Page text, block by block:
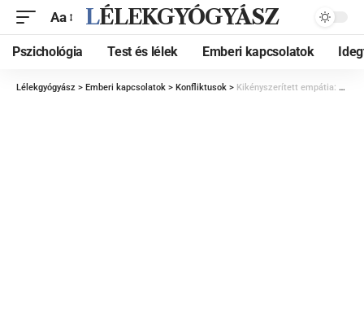
Aa LÉLEKGYÓGYÁSZ
Pszichológia Test és lélek Emberi kapcsolatok
Lélekgyógyász > Emberi kapcsolatok > Konfliktusok > Kikényszerített empátia: egy hatékony tárgyalási eszköz